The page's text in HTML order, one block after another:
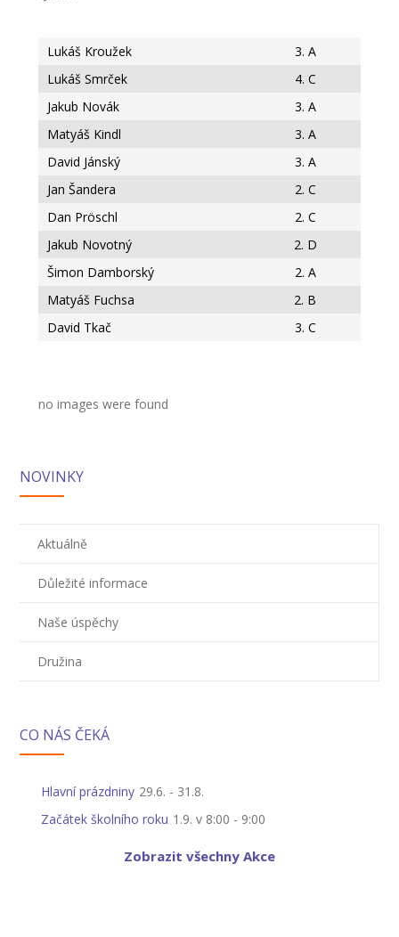
Družina
-- O školní družině
-- Informace
-- Vnitřní řád školní družiny
Jídelna
-- O školní jídelně
-- Jídelníček
-- Alergeny
-- Informace pro cizince
Novinky
Lukáš Kroužek
3. A
Lukáš Smrček
4. C
Jakub Novák
3. A
Matyáš Kindl
3. A
David Jánský
3. A
Jan Šandera
2. C
Dan Pröschl
2. C
Jakub Novotný
2. D
Šimon Damborský
2. A
Matyáš Fuchsa
2. B
David Tkač
3. C
no images were found
NOVINKY
Aktuálně
Důležité informace
Naše úspěchy
Družina
CO NÁS ČEKÁ
Hlavní prázdniny 29.6. - 31.8.
Začátek školního roku 1.9. v 8:00 - 9:00
Zobrazit všechny Akce